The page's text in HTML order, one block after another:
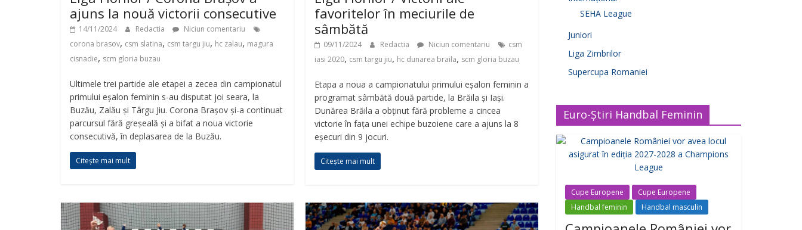
ajuns la nouă victorii consecutive
14/11/2024 Redactia
Niciun comentariu
corona brasov, csm slatina, csm targu jiu, hc zalau, magura
cisnadie, scm gloria buzau
Ultimele trei partide ale etapei a zecea din campionatul
primului eșalon feminin s-au disputat joi seara, la
Buzău, Zalău și Târgu Jiu. Corona Brașov și-a continuat
parcursul fără greșeală și a bifat a noua victorie
consecutivă, în deplasarea de la Buzău.
Citește mai mult
favoritelor în meciurile de
sâmbătă
09/11/2024 Redactia Niciun comentariu
csm
iasi 2020, csm targu jiu, hc dunarea braila, scm gloria buzau
Etapa a noua a campionatului primului eșalon feminin a
programat sâmbătă două partide, la Brăila și Iași.
Dunărea Brăila a obținut fără probleme a cincea
victorie în fața unei echipe buzoiene care a ajuns la 8
eșecuri din 9 jocuri.
Citește mai mult
SEHA League
Juniori
Liga Zimbrilor
Supercupa Romaniei
Euro-Știri Handbal Feminin
Cupe Europene
Cupe Europene
Handbal feminin
Handbal masculin